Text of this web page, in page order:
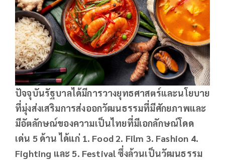
ปัจจุบันรัฐบาลได้มีการวางยุทธศาสตร์และนโยบาย
ที่มุ่งส่งเสริมการส่งออกวัฒนธรรมที่มีศักยภาพและ
มีอัตลักษณ์ของความเป็นไทยที่มีเอกลักษณ์โดด
เด่น 5 ด้าน ได้แก่ 1. Food 2. Film 3. Fashion 4.
Fighting และ 5. Festival ซึ่งล้วนเป็นวัฒนธรรม